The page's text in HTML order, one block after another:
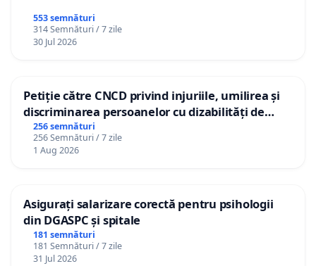
553 semnături
314 Semnături / 7 zile
30 Jul 2026
Petiție către CNCD privind injuriile, umilirea și
discriminarea persoanelor cu dizabilități de
către utilizatorul TikTok „Gorici”
256 semnături
256 Semnături / 7 zile
1 Aug 2026
Asigurați salarizare corectă pentru psihologii
din DGASPC și spitale
181 semnături
181 Semnături / 7 zile
31 Jul 2026